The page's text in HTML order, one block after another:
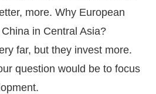
more. Why European
in Central Asia?
far, but they invest more.
question would be to focus